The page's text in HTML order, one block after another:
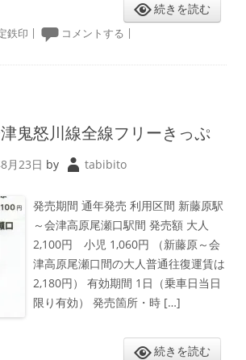
続きを読む
鉄印 | コメントする |
鬼怒川線全線フリーきっぷ
月23日 by tabibito
発売期間 通年発売 利用区間 新藤原駅
～会津高原尾瀬口駅間 発売額 大人
2,100円 小児 1,060円 （新藤原～会
津高原尾瀬口間の大人普通往復運賃は
2,180円） 有効期間 1日（乗車日当日
限り有効） 発売箇所・時 […]
続きを読む